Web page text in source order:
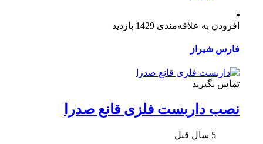
افزودن به علاقه‌مندی 1429 بازدید
فارس شیراز
تماس بگیرید
نصب داربست فلزی قانع صدرا
5 سال قبل